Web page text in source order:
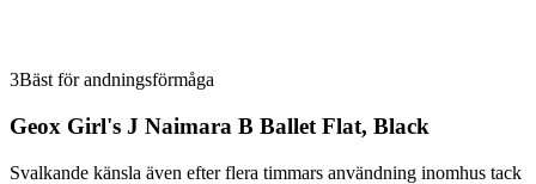
3Bäst för andningsförmåga
Geox Girl's J Naimara B Ballet Flat, Black
Svalkande känsla även efter flera timmars användning inomhus tack